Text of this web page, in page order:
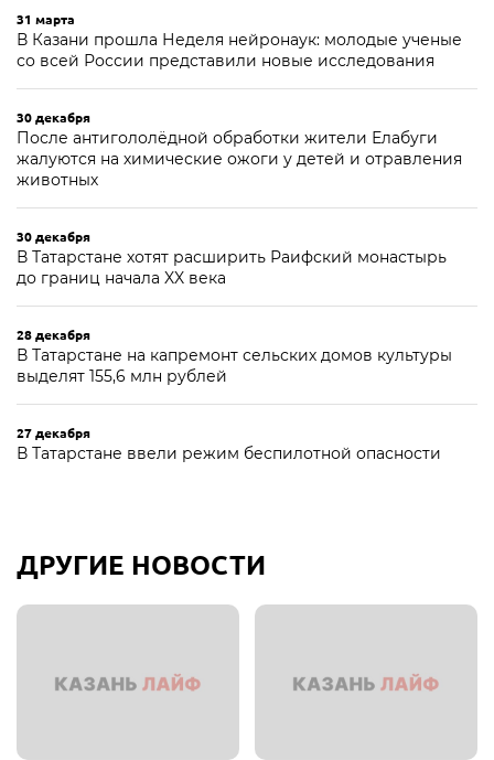
31 марта
В Казани прошла Неделя нейронаук: молодые ученые
со всей России представили новые исследования
30 декабря
После антигололёдной обработки жители Елабуги
жалуются на химические ожоги у детей и отравления
животных
30 декабря
В Татарстане хотят расширить Раифский монастырь
до границ начала XX века
28 декабря
В Татарстане на капремонт сельских домов культуры
выделят 155,6 млн рублей
27 декабря
В Татарстане ввели режим беспилотной опасности
ДРУГИЕ НОВОСТИ